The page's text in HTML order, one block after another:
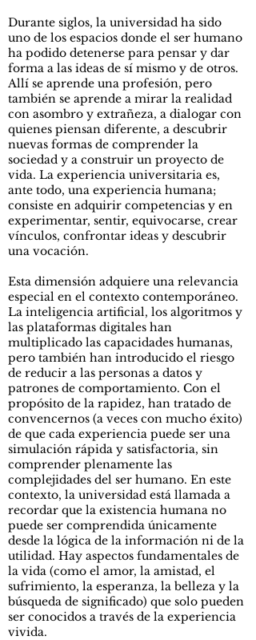
Durante siglos, la universidad ha sido
uno de los espacios donde el ser humano
ha podido detenerse para pensar y dar
forma a las ideas de sí mismo y de otros.
Allí se aprende una profesión, pero
también se aprende a mirar la realidad
con asombro y extrañeza, a dialogar con
quienes piensan diferente, a descubrir
nuevas formas de comprender la
sociedad y a construir un proyecto de
vida. La experiencia universitaria es,
ante todo, una experiencia humana;
consiste en adquirir competencias y en
experimentar, sentir, equivocarse, crear
vínculos, confrontar ideas y descubrir
una vocación.
Esta dimensión adquiere una relevancia
especial en el contexto contemporáneo.
La inteligencia artificial, los algoritmos y
las plataformas digitales han
multiplicado las capacidades humanas,
pero también han introducido el riesgo
de reducir a las personas a datos y
patrones de comportamiento. Con el
propósito de la rapidez, han tratado de
convencernos (a veces con mucho éxito)
de que cada experiencia puede ser una
simulación rápida y satisfactoria, sin
comprender plenamente las
complejidades del ser humano. En este
contexto, la universidad está llamada a
recordar que la existencia humana no
puede ser comprendida únicamente
desde la lógica de la información ni de la
utilidad. Hay aspectos fundamentales de
la vida (como el amor, la amistad, el
sufrimiento, la esperanza, la belleza y la
búsqueda de significado) que solo pueden
ser conocidos a través de la experiencia
vivida.